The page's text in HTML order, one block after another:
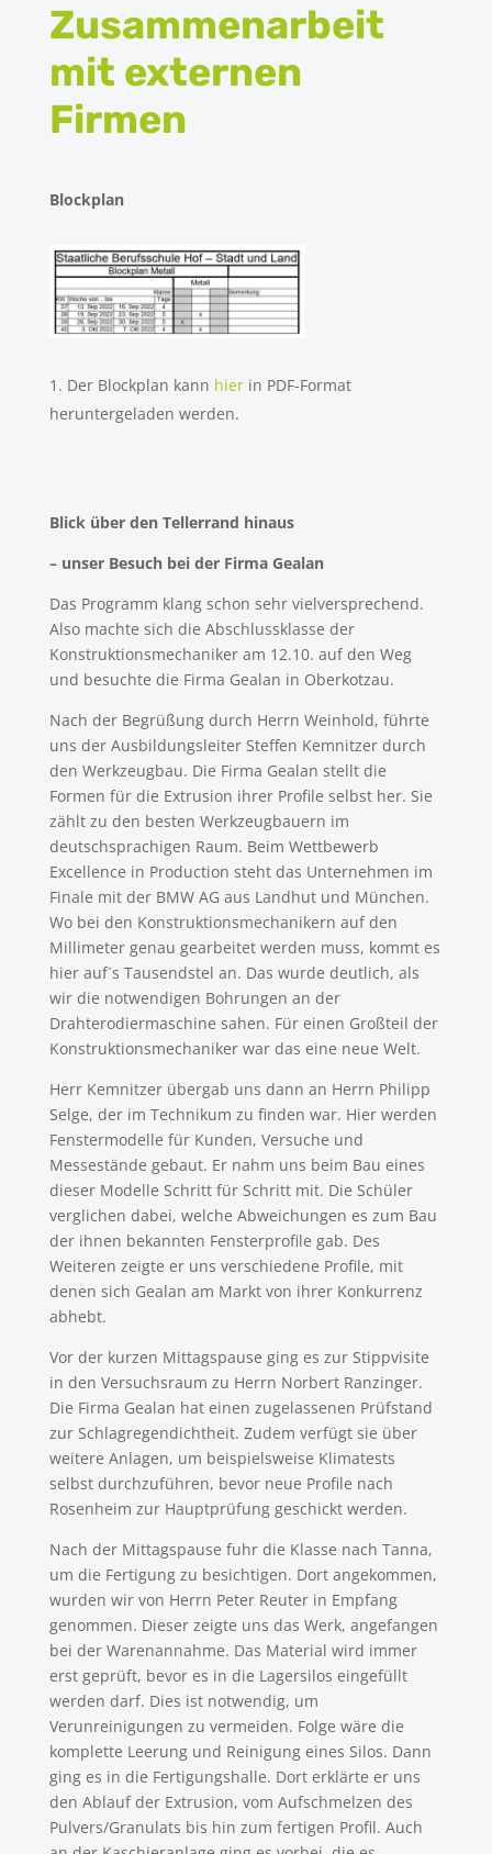
Zusammenarbeit
mit externen
Firmen
Blockplan
Der Blockplan kann hierin PDF-Format
heruntergeladen werden.
Blick über den Tellerrand hinaus
– unser Besuch bei der Firma Gealan
Das Programm klang schon sehr vielversprechend.
Also machte sich die Abschlussklasse der
Konstruktionsmechaniker am 12.10. auf den Weg
und besuchte die Firma Gealan in Oberkotzau.
Nach der Begrüßung durch Herrn Weinhold, führte
uns der Ausbildungsleiter Steffen Kemnitzer durch
den Werkzeugbau. Die Firma Gealan stellt die
Formen für die Extrusion ihrer Profile selbst her. Sie
zählt zu den besten Werkzeugbauern im
deutschsprachigen Raum. Beim Wettbewerb
Excellence in Production steht das Unternehmen im
Finale mit der BMW AG aus Landhut und München.
Wo bei den Konstruktionsmechanikern auf den
Millimeter genau gearbeitet werden muss, kommt es
hier auf´s Tausendstel an. Das wurde deutlich, als
wir die notwendigen Bohrungen an der
Drahterodiermaschine sahen. Für einen Großteil der
Konstruktionsmechaniker war das eine neue Welt.
Herr Kemnitzer übergab uns dann an Herrn Philipp
Selge, der im Technikum zu finden war. Hier werden
Fenstermodelle für Kunden, Versuche und
Messestände gebaut. Er nahm uns beim Bau eines
dieser Modelle Schritt für Schritt mit. Die Schüler
verglichen dabei, welche Abweichungen es zum Bau
der ihnen bekannten Fensterprofile gab. Des
Weiteren zeigte er uns verschiedene Profile, mit
denen sich Gealan am Markt von ihrer Konkurrenz
abhebt.
Vor der kurzen Mittagspause ging es zur Stippvisite
in den Versuchsraum zu Herrn Norbert Ranzinger.
Die Firma Gealan hat einen zugelassenen Prüfstand
zur Schlagregendichtheit. Zudem verfügt sie über
weitere Anlagen, um beispielsweise Klimatests
selbst durchzuführen, bevor neue Profile nach
Rosenheim zur Hauptprüfung geschickt werden.
Nach der Mittagspause fuhr die Klasse nach Tanna,
um die Fertigung zu besichtigen. Dort angekommen,
wurden wir von Herrn Peter Reuter in Empfang
genommen. Dieser zeigte uns das Werk, angefangen
bei der Warenannahme. Das Material wird immer
erst geprüft, bevor es in die Lagersilos eingefüllt
werden darf. Dies ist notwendig, um
Verunreinigungen zu vermeiden. Folge wäre die
komplette Leerung und Reinigung eines Silos. Dann
ging es in die Fertigungshalle. Dort erklärte er uns
den Ablauf der Extrusion, vom Aufschmelzen des
Pulvers/Granulats bis hin zum fertigen Profil. Auch